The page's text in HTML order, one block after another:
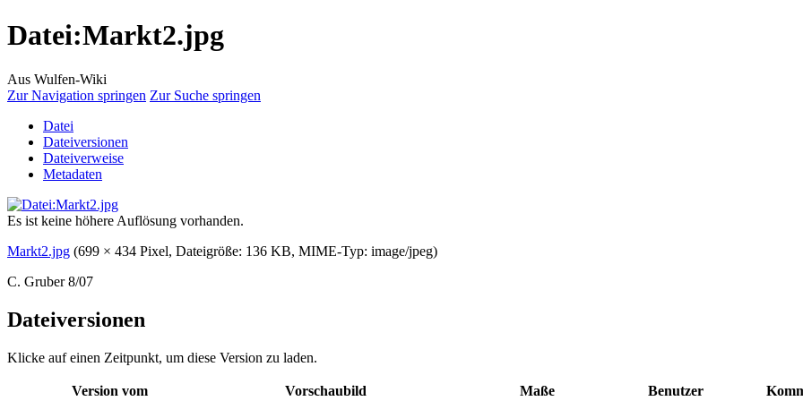
Datei:Markt2.jpg
Aus Wulfen-Wiki
Zur Navigation springen Zur Suche springen
Datei
Dateiversionen
Dateiverweise
Metadaten
Es ist keine höhere Auflösung vorhanden.
Markt2.jpg (699 × 434 Pixel, Dateigröße: 136 KB, MIME-Typ: image/jpeg)
C. Gruber 8/07
Dateiversionen
Klicke auf einen Zeitpunkt, um diese Version zu laden.
Version vom Vorschaubild Maße Benutzer